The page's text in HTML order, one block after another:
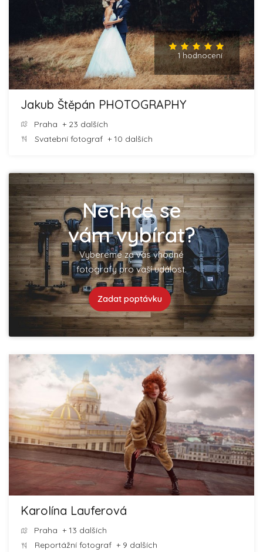
1 hodnocení
Jakub Štěpán PHOTOGRAPHY
Praha + 23 dalších
Svatební fotograf + 10 dalších
Nechce se
vám vybírat?
Vybereme za vás vhodné
fotografy pro vaší událost.
Zadat poptávku
Karolína Lauferová
Praha + 13 dalších
Reportážní fotograf + 9 dalších